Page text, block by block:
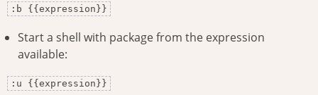
:b {{expression}}
Start a shell with package from the expression
available:
:u {{expression}}